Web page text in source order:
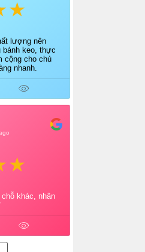
lượng nên
bánh keo, thực
cộng cho chủ
nhanh.
khác, nhân